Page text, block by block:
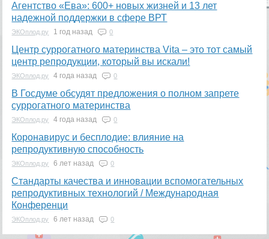
Агентство «Ева»: 600+ новых жизней и 13 лет
надежной поддержки в сфере ВРТ
ЭКОплод.ру 1 год назад 0
​Центр суррогатного материнства Vita – это тот самый
центр репродукции, который вы искали!
ЭКОплод.ру 4 года назад 0
В Госдуме обсудят предложения о полном запрете
суррогатного материнства
ЭКОплод.ру 4 года назад 0
Коронавирус и бесплодие: влияние на
репродуктивную способность
ЭКОплод.ру 6 лет назад 0
​Стандарты качества и инновации вспомогательных
репродуктивных технологий / Международная
Конференци
ЭКОплод.ру 6 лет назад 0